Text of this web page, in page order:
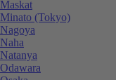
Maskat
Minato (Tokyo)
Nagoya
Naha
Natanya
Odawara